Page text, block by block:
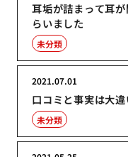
耳垢が詰まって耳
らいました
未分類
口コミと事実は大違
2021.07.01
未分類